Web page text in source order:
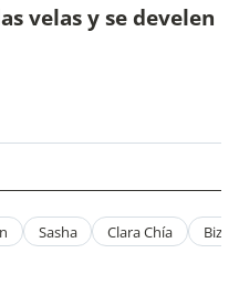
velas y se develen
Sasha Clara Chía